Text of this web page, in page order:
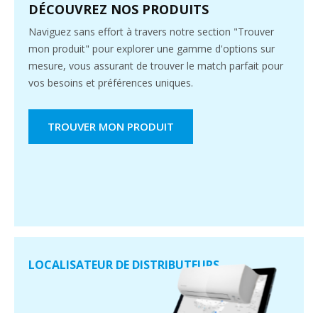
DÉCOUVREZ NOS PRODUITS
Naviguez sans effort à travers notre section "Trouver
mon produit" pour explorer une gamme d'options sur
mesure, vous assurant de trouver le match parfait pour
vos besoins et préférences uniques.
TROUVER MON PRODUIT
LOCALISATEUR DE DISTRIBUTEURS